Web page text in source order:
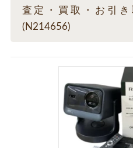
査定・買取・お引き
(N214656)